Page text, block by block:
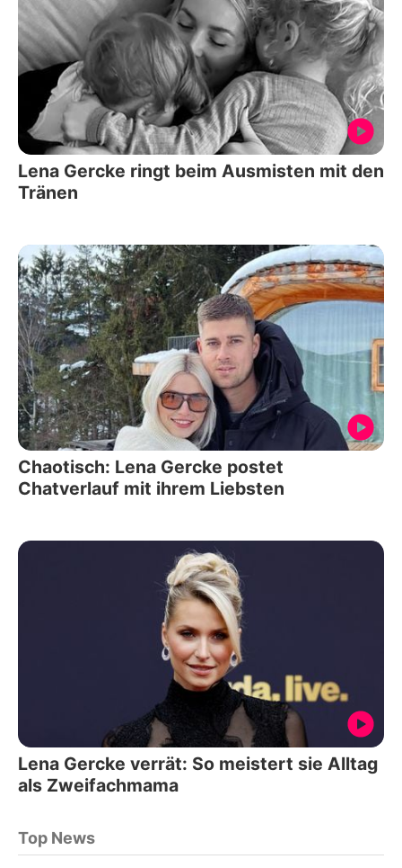
Lena Gercke ringt beim Ausmisten mit den
Tränen
Chaotisch: Lena Gercke postet
Chatverlauf mit ihrem Liebsten
Lena Gercke verrät: So meistert sie Alltag
als Zweifachmama
Top News